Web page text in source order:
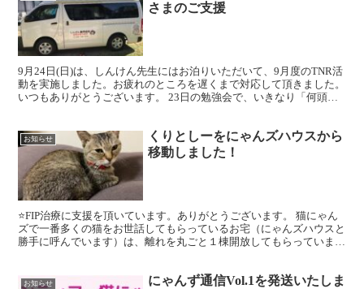
さまのご支援
9月24日(日)は、しんけん先生にはお泊りいただいて、9月度のTNR活
動を実施しました。お疲れのところを遅くまで対応して頂きました。
いつもありがとうございます。 23日の勉強会で、いきなり「何頭施
お知らせ
くりとしーをにゃんズハウスから
移動しました！
⭐️FIP治療に支援を頂いています。ありがとうございます。 猫にゃん
ズで一番多くの猫をお世話してもらっているお宅（にゃんズハウスと
勝手に呼んでいます）は、離れを丸ごと１棟開放してもらっていま
お知らせ
にゃんず通信Vol.1を発送いたしま